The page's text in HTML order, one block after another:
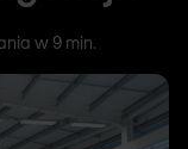
w 9 min.